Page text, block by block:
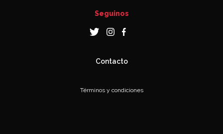
Seguinos
Contacto
Términos y condiciones